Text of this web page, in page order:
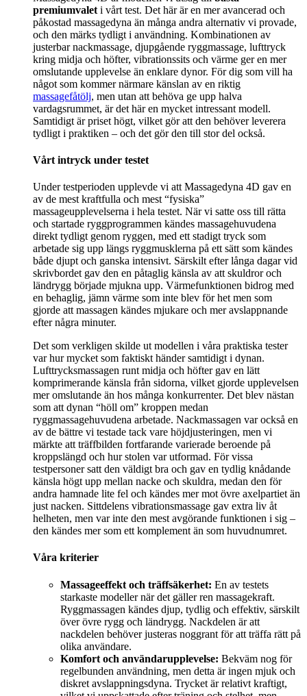
premiumvalet i vårt test. Det här är en mer avancerad och
påkostad massagedyna än många andra alternativ vi provade,
och den märks tydligt i användning. Kombinationen av
justerbar nackmassage, djupgående ryggmassage, lufttryck
kring midja och höfter, vibrationssits och värme ger en mer
omslutande upplevelse än enklare dynor. För dig som vill ha
något som kommer närmare känslan av en riktig
massagefåtölj, men utan att behöva ge upp halva
vardagsrummet, är det här en mycket intressant modell.
Samtidigt är priset högt, vilket gör att den behöver leverera
tydligt i praktiken – och det gör den till stor del också.
Vårt intryck under testet
Under testperioden upplevde vi att Massagedyna 4D gav en
av de mest kraftfulla och mest “fysiska”
massageupplevelserna i hela testet. När vi satte oss till rätta
och startade ryggprogrammen kändes massagehuvudena
direkt tydligt genom ryggen, med ett stadigt tryck som
arbetade sig upp längs ryggmusklerna på ett sätt som kändes
både djupt och ganska intensivt. Särskilt efter långa dagar vid
skrivbordet gav den en påtaglig känsla av att skuldror och
ländrygg började mjukna upp. Värmefunktionen bidrog med
en behaglig, jämn värme som inte blev för het men som
gjorde att massagen kändes mjukare och mer avslappnande
efter några minuter.
Det som verkligen skilde ut modellen i våra praktiska tester
var hur mycket som faktiskt händer samtidigt i dynan.
Lufttrycksmassagen runt midja och höfter gav en lätt
komprimerande känsla från sidorna, vilket gjorde upplevelsen
mer omslutande än hos många konkurrenter. Det blev nästan
som att dynan “höll om” kroppen medan
ryggmassagehuvudena arbetade. Nackmassagen var också en
av de bättre vi testade tack vare höjdjusteringen, men vi
märkte att träffbilden fortfarande varierade beroende på
kroppslängd och hur stolen var utformad. För vissa
testpersoner satt den väldigt bra och gav en tydlig knådande
känsla högt upp mellan nacke och skuldra, medan den för
andra hamnade lite fel och kändes mer mot övre axelpartiet än
just nacken. Sittdelens vibrationsmassage gav extra liv åt
helheten, men var inte den mest avgörande funktionen i sig –
den kändes mer som ett komplement än som huvudnumret.
Våra kriterier
Massageeffekt och träffsäkerhet: En av testets
starkaste modeller när det gäller ren massagekraft.
Ryggmassagen kändes djup, tydlig och effektiv, särskilt
över övre rygg och ländrygg. Nackdelen är att
nackdelen behöver justeras noggrant för att träffa rätt på
olika användare.
Komfort och användarupplevelse: Bekväm nog för
regelbunden användning, men detta är ingen mjuk och
diskret avslappningsdyna. Trycket är relativt kraftigt,